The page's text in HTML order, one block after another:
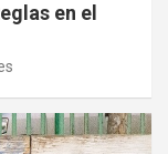
en el